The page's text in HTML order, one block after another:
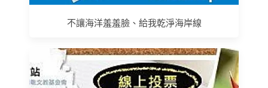
不讓海洋羞羞臉、給我乾淨海岸線